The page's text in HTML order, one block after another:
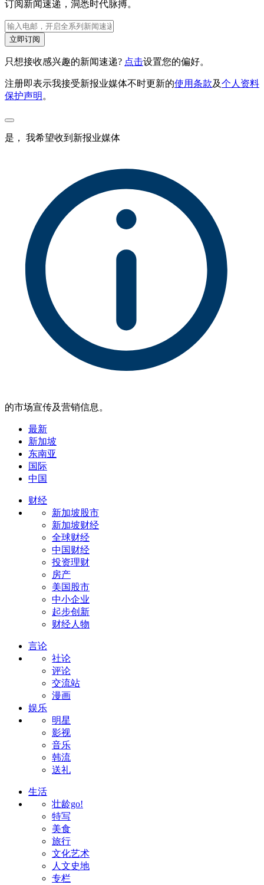
订阅新闻速递，洞悉时代脉搏。
立即订阅
只想接收感兴趣的新闻速递? 点击设置您的偏好。
注册即表示我接受新报业媒体不时更新的使用条款及个人资料
保护声明 。
是， 我希望收到新报业媒体
的市场宣传及营销信息。
最新
新加坡
东南亚
国际
中国
财经
新加坡股市
新加坡财经
全球财经
中国财经
投资理财
房产
美国股市
中小企业
起步创新
财经人物
言论
社论
评论
交流站
漫画
娱乐
明星
影视
音乐
韩流
送礼
生活
壮龄go!
特写
美食
旅行
文化艺术
人文史地
专栏